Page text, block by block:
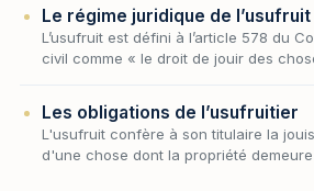
Le régime juridique de l’usufruit
L’usufruit est défini à l’article 578 du
civil comme « le droit de jouir des
conserv…
Les obligations de l’usufruitier
L'usufruit confère à son titulaire la
d'une chose dont la propriété